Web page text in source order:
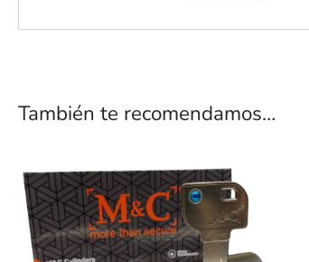
También te recomendamos…